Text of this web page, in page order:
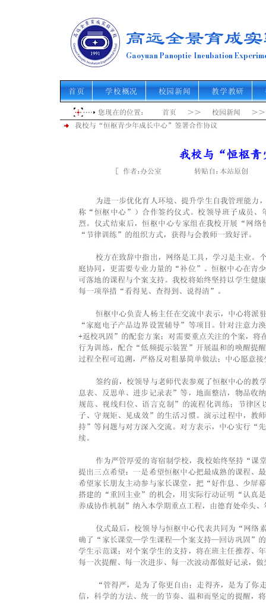
高远全景育成
Gaoyuan Panoptic Incubation
首页 学校概况 校园新闻 教学教研
您现在的位置： 首页 ＞＞ 校园新闻 ＞
我校与“恒枢青少年成长中心”签署合作协议
我校与“恒枢青
［ 作者： 转贴自： 点
办公室 本站原创
为进一步优化育人环境、提升学生自我管理能力
称“恒枢中心”）合作签约仪式。校领导班子成员、
烈。仪式结束后，恒枢中心专家组在我校开展“网
“节律训练”的组织方式，获得与会教师一致好评。
校方在致辞中指出，网络是工具，学习是主业。个
庭协同，更需要专业力量的“补位”。恒枢中心在青
可落地的课程与个案支持。我校将始终坚持以学生健
每一项举措“看得见、查得到、说得清”。
恒枢中心负责人杨主任在交流中表示，中心将派
“家庭电子产品边界设置辅导”等项目。针对注意力
+返校巩固”的配套方案；对需要重点关注的个案，
行为训练，配合“低频提示装置”开展温和的唤醒提
过程全程可追溯，严格反对粗暴简单做法；中心愿
签约前，校领导与老师代表参观了恒枢中心的教
息表、反思单、进步记录表”等，地面整洁，物品
规范、视线归位、语言克制”的流程化训练；节律
子、守规矩、见成效”的生活习惯。演示过程中，
持”等问题与对方深入交流。对方表示，中心实行“
续。
作为严管厚爱的寄宿制学校，我校始终坚持“课堂
提出三点希望：一是希望恒枢中心把最成熟的课程
希望家长朋友主动参与家长课堂，把“好作息、少屏
搭建的“重回主业”的机会，用实际行动证明“认真
养成协作机制”纳入本学期重点工程，由德育处牵头
仪式最后，校领导与恒枢中心代表共同为“网络素
确了“家长课堂—学生课程—个案支持—回访巩固”的
学生示范课；对个案学生的支持，将在班主任推荐
每一次提醒、每一次进步、每一次波动都做好记录，
“管得严，是为了你更自由；走得齐，是为了你走
信，科学的方法、统一的节奏、温和而坚定的提醒，